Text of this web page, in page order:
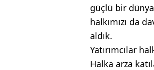
güçlü bir
halkımızı da
aldık.
Yatırımcılar
Halka arza